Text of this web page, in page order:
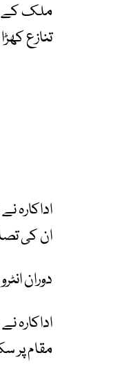
ملک کے
تنازع
اداکارہ
ان کی
دوران
اداکارہ
مقام پر